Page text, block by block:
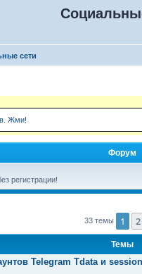
сети
Жми!
Форум
регистрации!
33 темы 1 2
Темы
Telegram Tdata и